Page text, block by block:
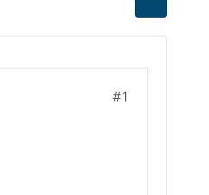
#1